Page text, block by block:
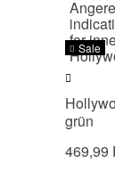
Sale
grün
469,99